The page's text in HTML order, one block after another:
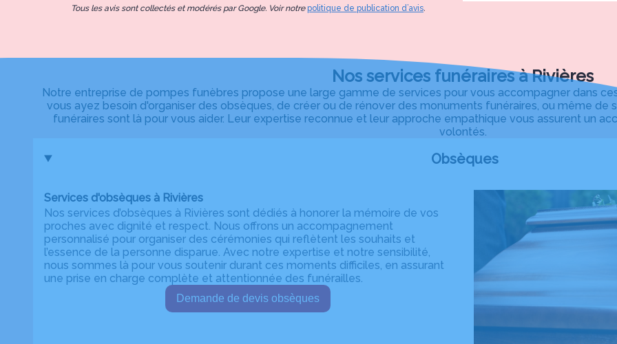
Tous les avis sont collectés et modérés par Google. Voir notrepolitique de publication d’avis.
Nos services funéraires à Rivières
Notre entreprise de pompes funèbres propose une large gamme de services pour vous accompagner dans
vous ayez besoin d'organiser des obsèques, de créer ou de rénover des monuments funéraires, ou même de
funéraires sont là pour vous aider. Leur expertise reconnue et leur approche empathique vous assurent un
volontés.
Obsèques
Services d'obsèques à Rivières
Nos services d’obsèques à Rivières sont dédiés à honorer la mémoire de vos
proches avec dignité et respect. Nous offrons un accompagnement
personnalisé pour organiser des cérémonies qui reflètent les souhaits et
l’essence de la personne disparue. Avec notre expertise et notre sensibilité,
nous sommes là pour vous soutenir durant ces moments difficiles, en assurant
une prise en charge complète et attentionnée des funérailles.
Demande de devis obsèques